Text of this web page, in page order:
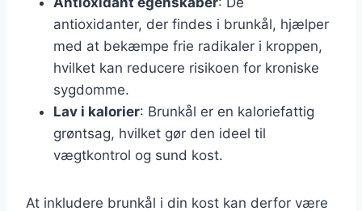
antioxidanter, der findes i brunkål, hjælper
med at bekæmpe frie radikaler i kroppen,
hvilket kan reducere risikoen for kroniske
sygdomme.
Lav i kalorier: Brunkål er en kaloriefattig
grøntsag, hvilket gør den ideel til
vægtkontrol og sund kost.
At inkludere brunkål i din kost kan derfor være